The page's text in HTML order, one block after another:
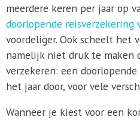
meerdere keren per jaar op
doorlopende reisverzekering
voordeliger. Ook scheelt het
namelijk niet druk te
verzekeren: een
het jaar door, voor vele
Wanneer je kiest voor een